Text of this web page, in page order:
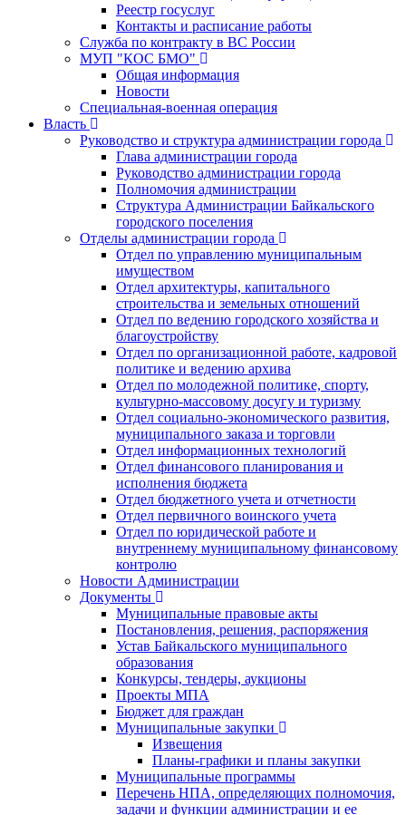
Реестр госуслуг
Контакты и расписание работы
Служба по контракту в ВС России
МУП "КОС БМО"
Общая информация
Новости
Специальная-военная операция
Власть
Руководство и структура администрации города
Глава администрации города
Руководство администрации города
Полномочия администрации
Структура Администрации Байкальского
городского поселения
Отделы администрации города
Отдел по управлению муниципальным
имуществом
Отдел архитектуры, капитального
строительства и земельных отношений
Отдел по ведению городского хозяйства и
благоустройству
Отдел по организационной работе, кадровой
политике и ведению архива
Отдел по молодежной политике, спорту,
культурно-массовому досугу и туризму
Отдел социально-экономического развития,
муниципального заказа и торговли
Отдел информационных технологий
Отдел финансового планирования и
исполнения бюджета
Отдел бюджетного учета и отчетности
Отдел первичного воинского учета
Отдел по юридической работе и
внутреннему муниципальному финансовому
контролю
Новости Администрации
Документы
Муниципальные правовые акты
Постановления, решения, распоряжения
Устав Байкальского муниципального
образования
Конкурсы, тендеры, аукционы
Проекты МПА
Бюджет для граждан
Муниципальные закупки
Извещения
Планы-графики и планы закупки
Муниципальные программы
Перечень НПА, определяющих полномочия,
задачи и функции администрации и ее